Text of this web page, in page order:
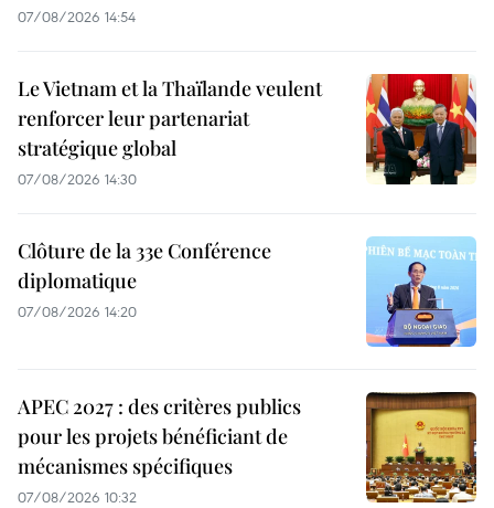
07/08/2026 14:54
Le Vietnam et la Thaïlande veulent
renforcer leur partenariat
stratégique global
07/08/2026 14:30
Clôture de la 33e Conférence
diplomatique
07/08/2026 14:20
APEC 2027 : des critères publics
pour les projets bénéficiant de
mécanismes spécifiques
07/08/2026 10:32